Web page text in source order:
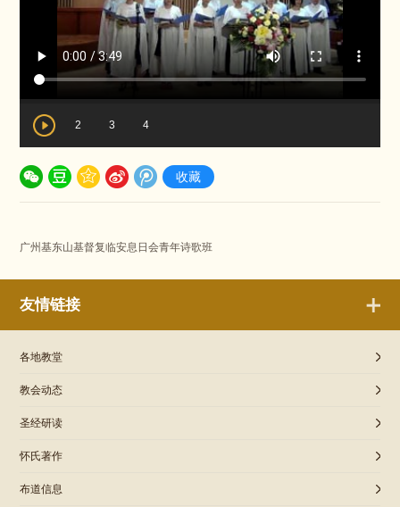
2 3 4
收藏
广州基东山基督复临安息日会青年诗歌班
友情链接
各地教堂
教会动态
圣经研读
怀氏著作
布道信息